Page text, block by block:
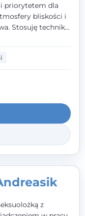
priorytetem dla
bliskości i
Stosuję techniki
oraz metody,
rozwiązaniach
do
poprzez
zasobów
W swojej
metod dialogu
uważności.
z